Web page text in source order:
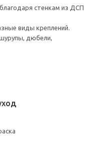
стенкам из ДСП
виды креплений.
дюбели,